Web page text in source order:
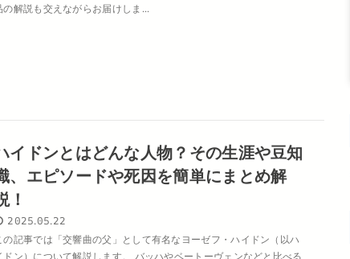
の解説も交えながらお届けしま...
イドンとはどんな人物？その生涯や豆知
、エピソードや死因を簡単にまとめ解
！
2025.05.22
の記事では「交響曲の父」として有名なヨーゼフ・ハイドン（以ハ
ドン）について解説します。 バッハやベートーヴェンなどと比べる